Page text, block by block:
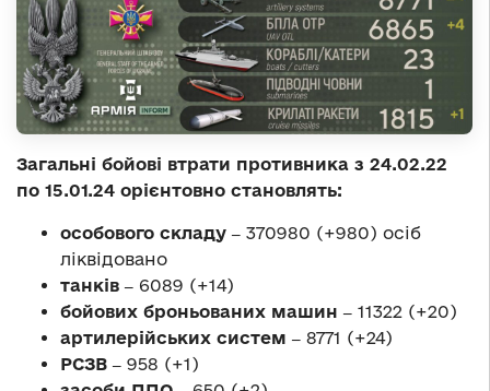
Загальні бойові втрати противника з 24.02.22
по 15.01.24 орієнтовно становлять:
особового складу ‒ 370980 (+980) осіб
ліквідовано
танків ‒ 6089 (+14)
бойових броньованих машин ‒ 11322 (+20)
артилерійських систем ‒ 8771 (+24)
РСЗВ ‒ 958 (+1)